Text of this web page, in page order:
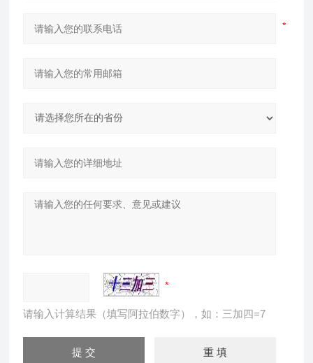
请输入计算结果（填写阿拉伯数字），如：三加四=7